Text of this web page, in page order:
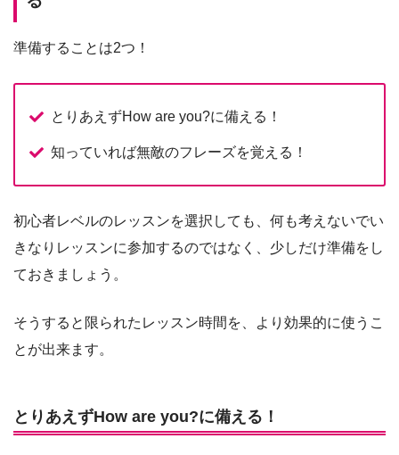
準備することは2つ！
とりあえずHow are you?に備える！
知っていれば無敵のフレーズを覚える！
初心者レベルのレッスンを選択しても、何も考えないでい
きなりレッスンに参加するのではなく、少しだけ準備をし
ておきましょう。
そうすると限られたレッスン時間を、より効果的に使うこ
とが出来ます。
とりあえずHow are you?に備える！